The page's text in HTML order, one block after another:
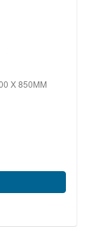
X 850MM